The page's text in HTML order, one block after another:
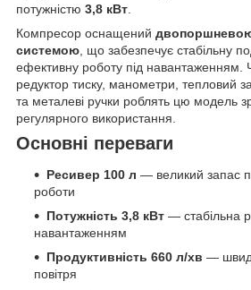
потужністю 3,8 кВт
Компресор оснащений
системою , що забезпечує стабільну
ефективну роботу під навантаженням.
редуктор тиску, манометри, тепловий
та металеві ручки роблять цю модель
регулярного використання.
Основні переваги
Ресивер 100 л — великий запас
роботи
Потужність 3,8 кВт — стабільна
навантаженням
Продуктивність 660 л/хв —
повітря